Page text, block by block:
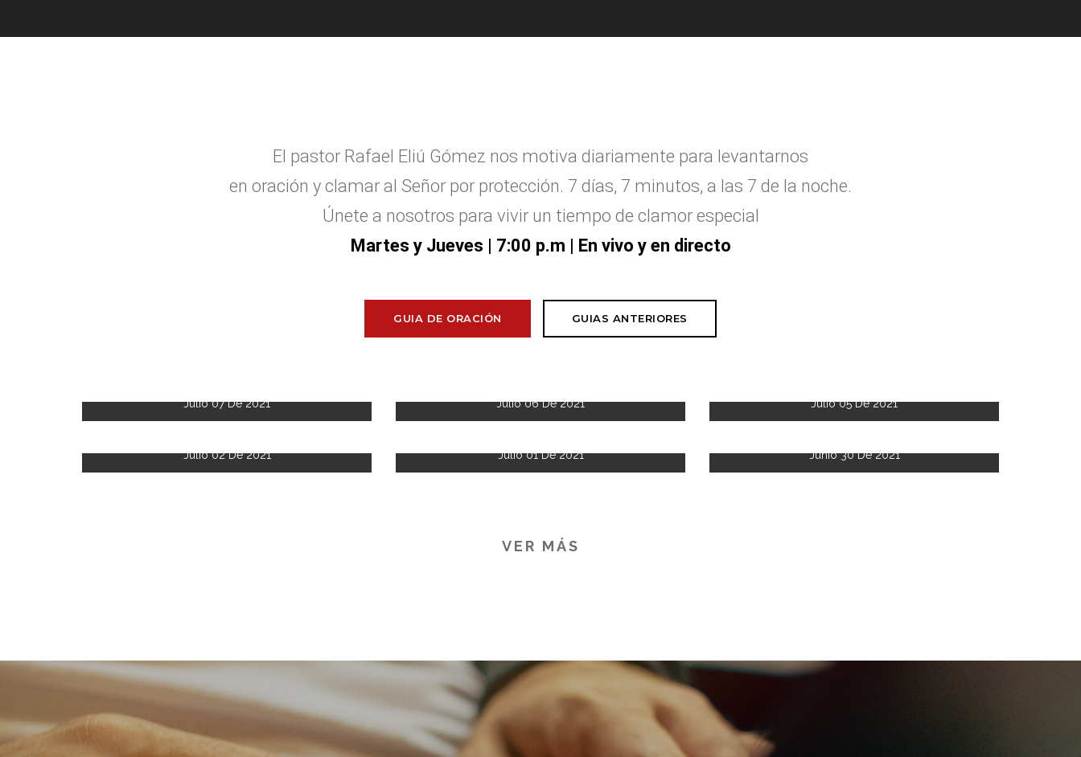
El pastor Rafael Eliú Gómez nos motiva diariamente para levantarnos
en oración y clamar al Señor por protección. 7 días, 7 minutos, a las 7 de la noche.
Únete a nosotros para vivir un tiempo de clamor especial
Martes y Jueves | 7:00 p.m | En vivo y en directo
GUIA DE ORACIÓN GUIAS ANTERIORES
Julio 07 De 2021 Julio 06 De 2021 Julio 05 De 2021
Julio 02 De 2021 Julio 01 De 2021 Junio 30 De 2021
VER MÁS